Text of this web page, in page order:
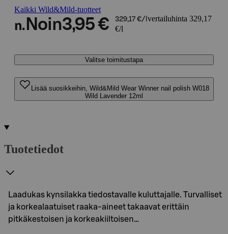
Kaikki Wild&Mild-tuotteet
n. Noin3,95 € 329,17 €/l vertailuhinta 329,17
€/l
Valitse toimitustapa
Lisää suosikkeihin, Wild&Mild Wear Winner nail polish W018
Wild Lavender 12ml
Tuotetiedot
Laadukas kynsilakka tiedostavalle kuluttajalle. Turvalliset
ja korkealaatuiset raaka-aineet takaavat erittäin
pitkäkestoisen ja korkeakiiltoisen…